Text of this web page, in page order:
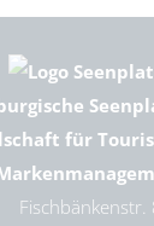
für
Fischbänkenstr.